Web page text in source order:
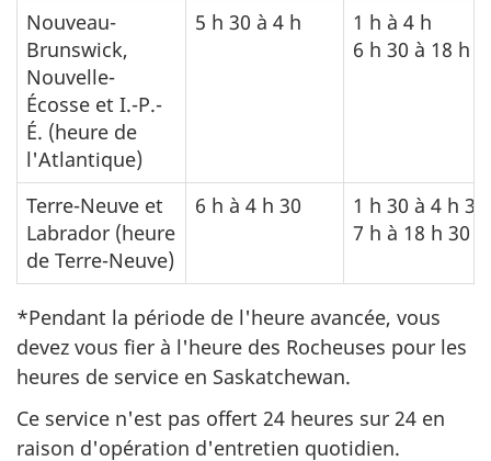
Nouveau-
Brunswick,
Nouvelle-
Écosse et I.-P.-
É. (heure de
l'Atlantique)
5 h 30 à 4 h
1 h à 4 h
6 h 30 à 18 h
Terre-Neuve et
Labrador (heure
de Terre-Neuve)
6 h à 4 h 30
1 h 30 à 4 h 30
7 h à 18 h 30
*Pendant la période de l'heure avancée, vous
devez vous fier à l'heure des Rocheuses pour les
heures de service en Saskatchewan.
Ce service n'est pas offert 24 heures sur 24 en
raison d'opération d'entretien quotidien.